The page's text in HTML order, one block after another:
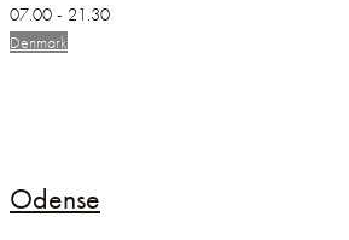
07.00 - 21.30
Denmark
Odense